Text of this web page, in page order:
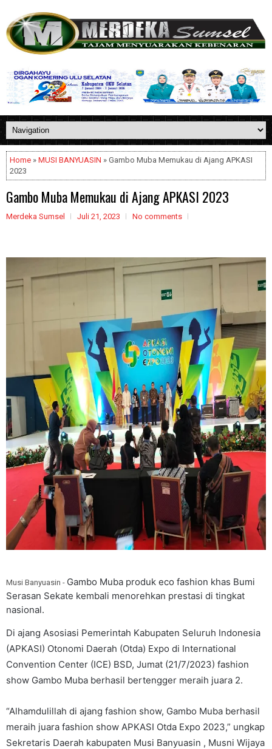
Home » MUSI BANYUASIN » Gambo Muba Memukau di Ajang APKASI
2023
Gambo Muba Memukau di Ajang APKASI 2023
Merdeka Sumsel Juli 21, 2023 No comments
Musi Banyuasin - Gambo Muba produk eco fashion khas Bumi
Serasan Sekate kembali menorehkan prestasi di tingkat
nasional.
Di ajang Asosiasi Pemerintah Kabupaten Seluruh Indonesia
(APKASI) Otonomi Daerah (Otda) Expo di International
Convention Center (ICE) BSD, Jumat (21/7/2023) fashion
show Gambo Muba berhasil bertengger meraih juara 2.
“Alhamdulillah di ajang fashion show, Gambo Muba berhasil
meraih juara fashion show APKASI Otda Expo 2023,” ungkap
Sekretaris Daerah kabupaten Musi Banyuasin , Musni Wijaya